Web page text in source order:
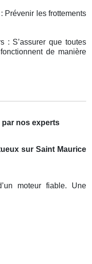
Prévenir les frottements
: S’assurer que toutes
de manière
par nos experts
sur Saint Maurice
moteur fiable. Une